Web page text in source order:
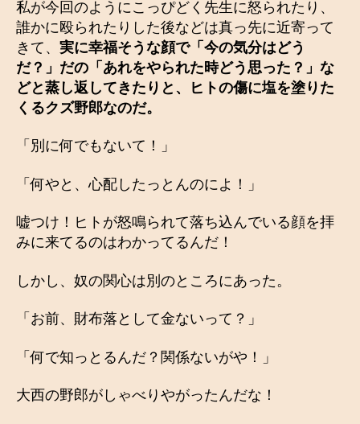
私が今回のようにこっぴどく先生に怒られたり、
誰かに殴られたりした後などは真っ先に近寄って
きて、 実に幸福そうな顔で「今の気分はどう
だ？」だの「あれをやられた時どう思った？」な
どと蒸し返してきたりと、ヒトの傷に塩を塗りた
くるクズ野郎なのだ。
「別に何でもないて！」
「何やと、心配したっとんのによ！」
嘘つけ！ヒトが怒鳴られて落ち込んでいる顔を拝
みに来てるのはわかってるんだ！
しかし、奴の関心は別のところにあった。
「お前、財布落として金ないって？」
「何で知っとるんだ？関係ないがや！」
大西の野郎がしゃべりやがったんだな！